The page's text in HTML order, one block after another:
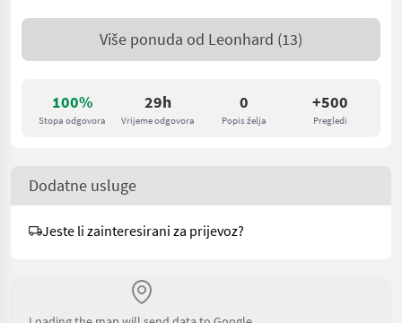
100%
Stopa odgovora
29h
Vrijeme odgovora
0
Popis želja
+500
Pregledi
Više ponuda od Leonhard (13)
Dodatne usluge
Jeste li zainteresirani za prijevoz?